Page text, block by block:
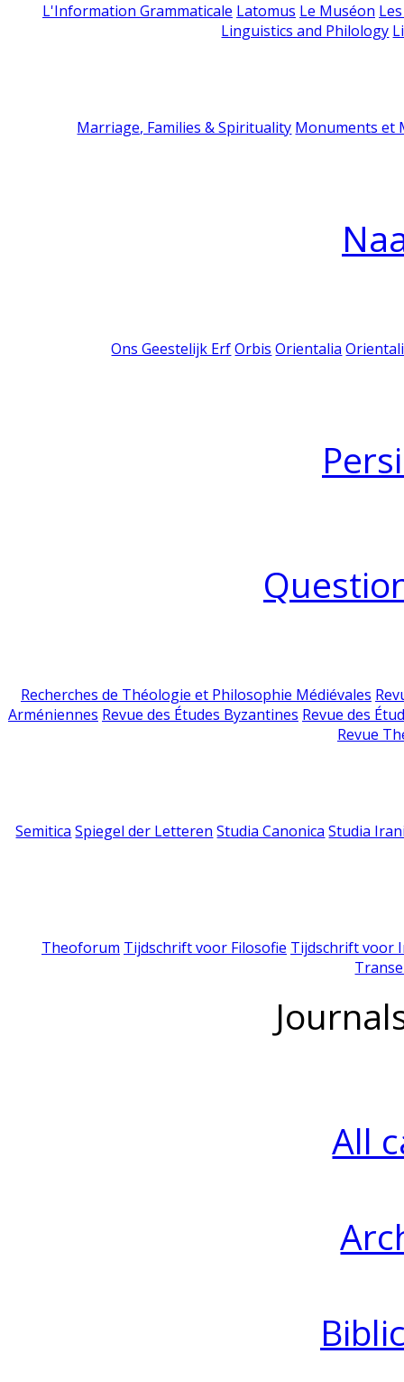
L'Information Grammaticale Latomus Le Muséon
Linguistics and Philology
Marriage, Families & Spirituality Monuments et
Ons Geestelijk Erf Orbis Orientalia
Recherches de Théologie et Philosophie Médiévales
Arméniennes Revue des Études Byzantines Revue des
Revue
Semitica Spiegel der Letteren Studia Canonica Studia
Theoforum Tijdschrift voor Filosofie Tijdschrift voor
All